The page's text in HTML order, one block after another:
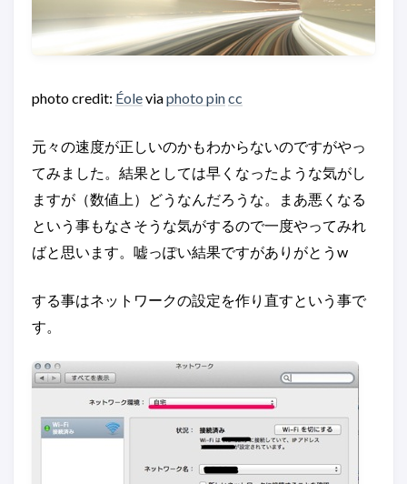
photo credit: Éoleviaphoto pincc
元々の速度が正しいのかもわからないのですがやっ
てみました。結果としては早くなったような気がし
ますが（数値上）どうなんだろうな。まあ悪くなる
という事もなさそうな気がするので一度やってみれ
ばと思います。嘘っぽい結果ですがありがとうw
する事はネットワークの設定を作り直すという事で
す。